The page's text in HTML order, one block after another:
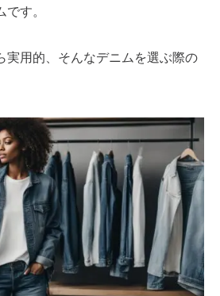
す。
実用的、そんなデニムを選ぶ際の